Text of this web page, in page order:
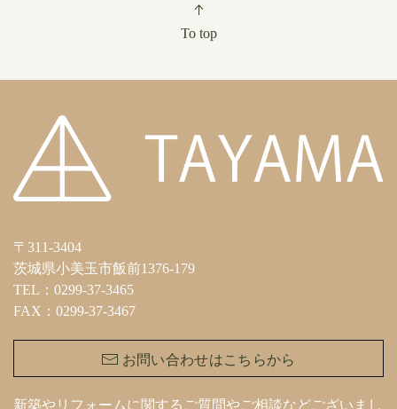
To top
〒311-3404
茨城県小美玉市飯前1376-179
TEL：0299-37-3465
FAX：0299-37-3467
お問い合わせはこちらから
新築やリフォームに関するご質問やご相談などございまし